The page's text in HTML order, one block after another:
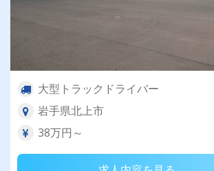
大型トラックドライバー
岩手県北上市
38万円～